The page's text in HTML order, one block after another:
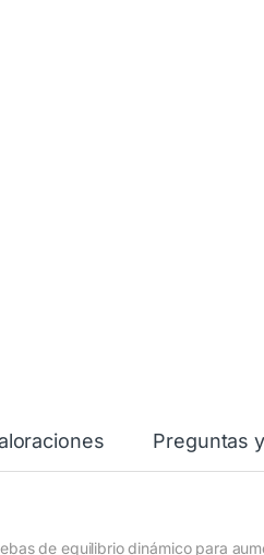
Preguntas
de equilibrio dinámico para